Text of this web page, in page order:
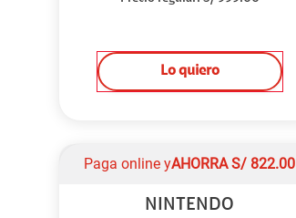
Lo quiero
Paga online yAHORRA S/ 822.00
NINTENDO